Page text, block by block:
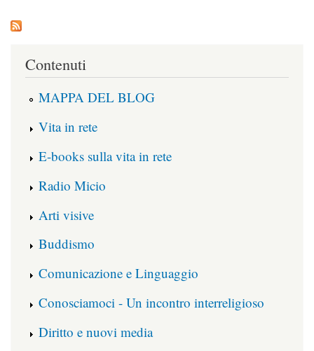
Contenuti
MAPPA DEL BLOG
Vita in rete
E-books sulla vita in rete
Radio Micio
Arti visive
Buddismo
Comunicazione e Linguaggio
Conosciamoci - Un incontro interreligioso
Diritto e nuovi media